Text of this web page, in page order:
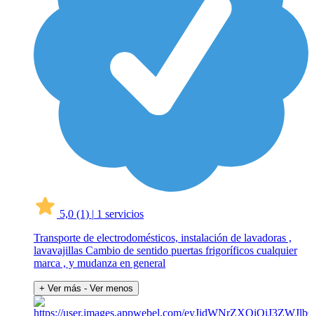
5,0 (1) | 1 servicios
Transporte de electrodomésticos, instalación de lavadoras ,
lavavajillas Cambio de sentido puertas frigoríficos cualquier
marca , y mudanza en general
+ Ver más - Ver menos